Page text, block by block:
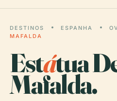
DESTINOS ESPANHA
MAFALDA
Estátua
Mafalda.